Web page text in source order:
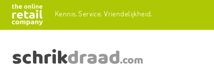
Kennis.Service.Vriendelijkheid.